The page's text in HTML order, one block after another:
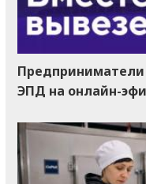
Предприниматели
ЭПД на онлайн-